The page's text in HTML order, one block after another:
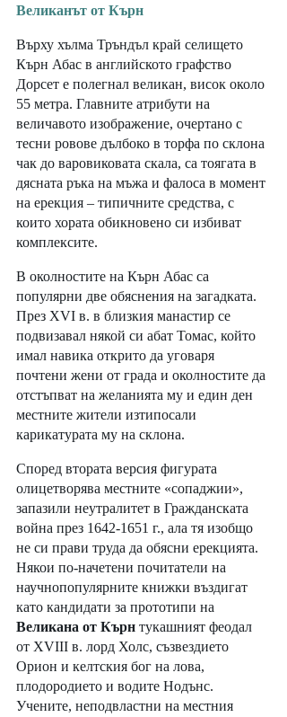
Великанът от Кърн
Върху хълма Тръндъл край селището
Кърн Абас в английското графство
Дорсет е полегнал великан, висок около
55 метра. Главните атрибути на
величавото изображение, очертано с
тесни ровове дълбоко в торфа по склона
чак до варовиковата скала, са тоягата в
дясната ръка на мъжа и фалоса в момент
на ерекция – типичните средства, с
които хората обикновено си избиват
комплексите.
В околностите на Кърн Абас са
популярни две обяснения на загадката.
През XVI в. в близкия манастир се
подвизавал някой си абат Томас, който
имал навика открито да уговаря
почтени жени от града и околностите да
отстъпват на желанията му и един ден
местните жители изтипосали
карикатурата му на склона.
Според втората версия фигурата
олицетворява местните «сопаджии»,
запазили неутралитет в Гражданската
война през 1642-1651 г., ала тя изобщо
не си прави труда да обясни ерекцията.
Някои по-начетени почитатели на
научнопопулярните книжки въздигат
като кандидати за прототипи на
Великана от Кърн тукашният феодал
от XVIII в. лорд Холс, съзвездието
Орион и келтския бог на лова,
плодородието и водите Нодънс.
Учените, неподвластни на местния